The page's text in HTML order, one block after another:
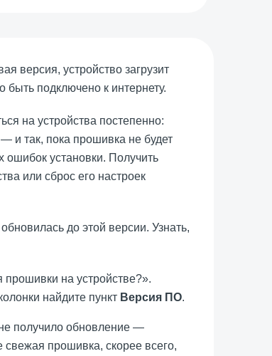
версия, устройство загрузит
подключено к интернету.
на устройства постепенно:
и так, пока прошивка не будет
ошибок установки. Получить
или сброс его настроек
до этой версии. Узнать,
на устройстве?».
найдите пункт Версия ПО.
получило обновление —
свежая прошивка, скорее всего,